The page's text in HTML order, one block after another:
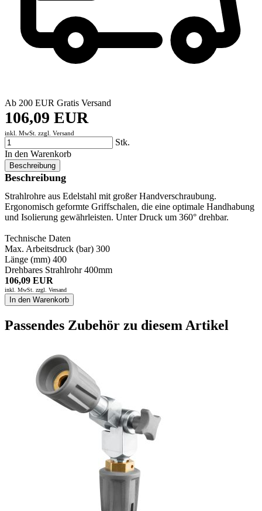
Ab 200 EUR Gratis Versand
106,09 EUR
inkl. MwSt. zzgl. Versand
Stk.
In den Warenkorb
Beschreibung
Beschreibung
Strahlrohre aus Edelstahl mit großer Handverschraubung.
Ergonomisch geformte Griffschalen, die eine optimale Handhabung
und Isolierung gewährleisten. Unter Druck um 360° drehbar.
Technische Daten
Max. Arbeitsdruck (bar) 300
Länge (mm) 400
Drehbares Strahlrohr 400mm
106,09 EUR
inkl. MwSt. zzgl. Versand
In den Warenkorb
Passendes Zubehör zu diesem Artikel